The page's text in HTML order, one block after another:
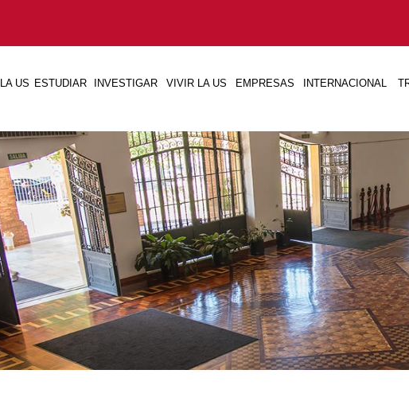
LA US ESTUDIAR INVESTIGAR VIVIR LA US EMPRESAS INTERNACIONAL